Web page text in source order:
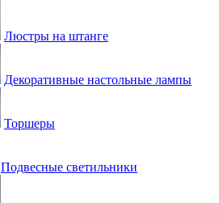
Люстры на штанге
Декоративные настольные лампы
Торшеры
Подвесные светильники